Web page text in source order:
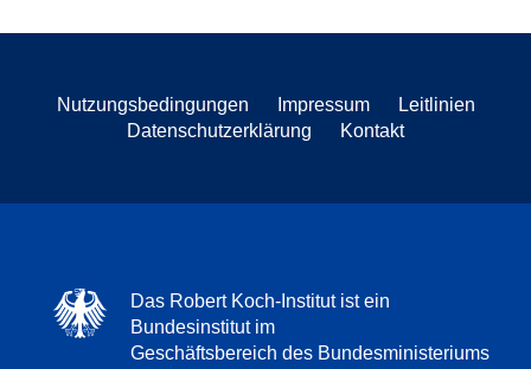
Nutzungsbedingungen Impressum
Leitlinien
Datenschutzerklärung
Kontakt
Das Robert Koch-Institut ist ein
Bundesinstitut im
Geschäftsbereich des Bundesministeriums